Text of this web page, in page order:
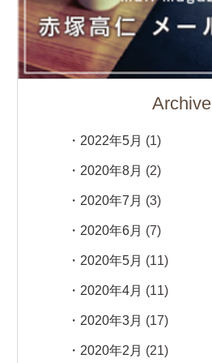
Archive
2022年5月 (1)
2020年8月 (2)
2020年7月 (3)
2020年6月 (7)
2020年5月 (11)
2020年4月 (11)
2020年3月 (17)
2020年2月 (21)